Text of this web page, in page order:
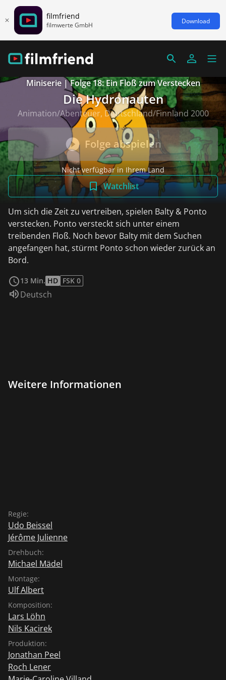
filmfriend
filmwerte GmbH Download
Miniserie | Folge 18: Ein Floß zum Verstecken
Die Hydronauten
Animation/Abenteuer, Deutschland/Finnland 2000
Folge abspielen
Nicht verfügbar in Ihrem Land
Watchlist
Um sich die Zeit zu vertreiben, spielen Balty & Ponto
verstecken. Ponto versteckt sich unter einem
treibenden Floß. Noch bevor Balty mit dem Suchen
angefangen hat, stürmt Ponto schon wieder zurück an
Bord.
13 Min. HD FSK 0
Sprache:
Deutsch
Weitere Informationen
Regie:
Udo Beissel
Jérôme Julienne
Drehbuch:
Michael Mädel
Montage:
Ulf Albert
Komposition:
Lars Löhn
Nils Kacirek
Produktion:
Jonathan Peel
Roch Lener